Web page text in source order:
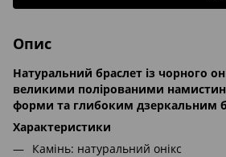
Опис
Натуральний браслет із чорного
великими полірованими
форми та глибоким дзеркальним
Характеристики
Камінь: натуральний онікс